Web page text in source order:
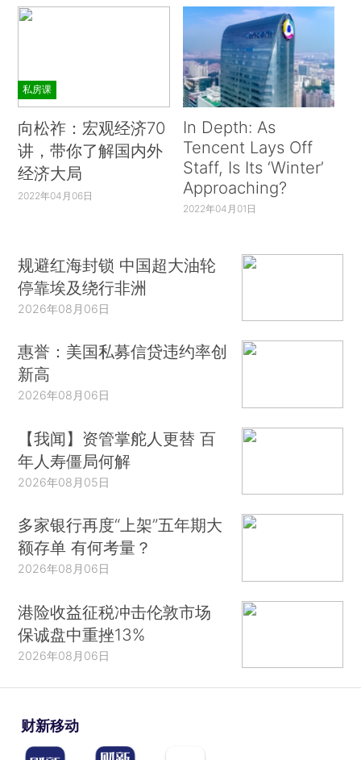
私房课
向松祚：宏观经济70
讲，带你了解国内外
经济大局
2022年04月06日
In Depth: As
Tencent Lays Off
Staff, Is Its ‘Winter’
Approaching?
2022年04月01日
规避红海封锁 中国超大油轮
停靠埃及绕行非洲
2026年08月06日
惠誉：美国私募信贷违约率创
新高
2026年08月06日
【我闻】资管掌舵人更替 百
年人寿僵局何解
2026年08月05日
多家银行再度“上架”五年期大
额存单 有何考量？
2026年08月06日
港险收益征税冲击伦敦市场
保诚盘中重挫13%
2026年08月06日
财新移动